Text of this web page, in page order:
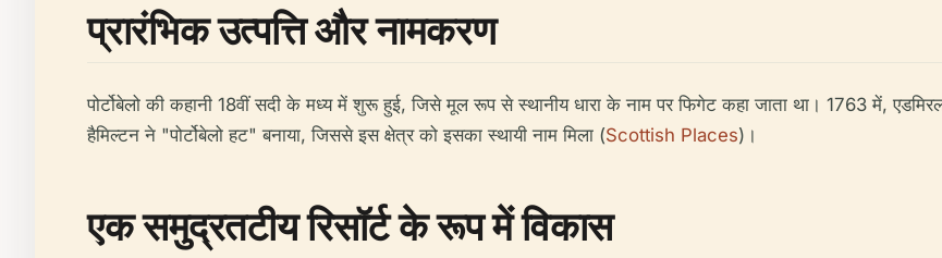
प्रारंभिक उत्पत्ति और नामकरण
पोर्टोबेलो की कहानी 18वीं सदी के मध्य में शुरू हुई, जिसे मूल रूप से स्थानीय धारा के नाम पर फिगेट कहा जाता था। 1763 में,
हैमिल्टन ने "पोर्टोबेलो हट" बनाया, जिससे इस क्षेत्र को इसका स्थायी नाम मिला (Scottish Places)।
एक समुद्रतटीय रिसॉर्ट के रूप में विकास